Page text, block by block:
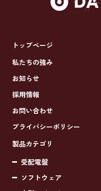
トップページ
私たちの強み
お知らせ
採用情報
お問い合わせ
プライバシーポリシー
製品カテゴリ
受配電盤
ソフトウェア